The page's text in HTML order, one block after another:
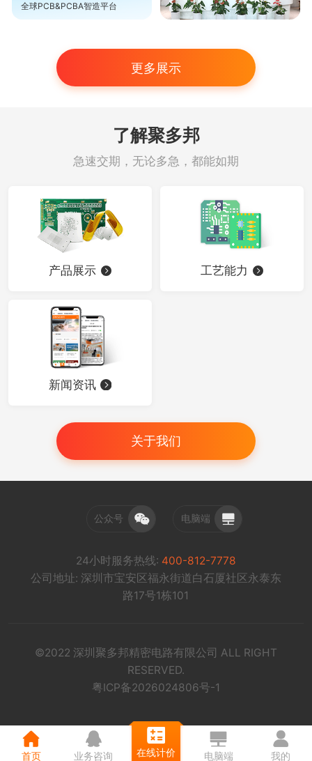
全球PCB&PCBA智造平台
更多展示
了解聚多邦
急速交期，无论多急，都能如期
产品展示 工艺能力
新闻资讯
关于我们
公众号 电脑端
24小时服务热线: 400-812-7778
公司地址: 深圳市宝安区福永街道白石厦社区永泰东
路17号1栋101
©2022 深圳聚多邦精密电路有限公司 ALL RIGHT
RESERVED.
粤ICP备2026024806号-1
首页 业务咨询 在线计价 电脑端 我的